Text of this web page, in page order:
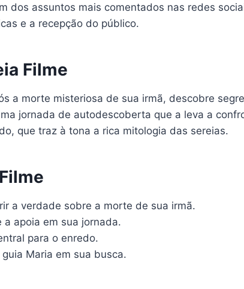
dos assuntos mais comentados nas redes
e a recepção do público.
Filme
a morte misteriosa de sua irmã, descobre
jornada de autodescoberta que a leva a
que traz à tona a rica mitologia das sereias.
a verdade sobre a morte de sua irmã.
a apoia em sua jornada.
para o enredo.
Maria em sua busca.